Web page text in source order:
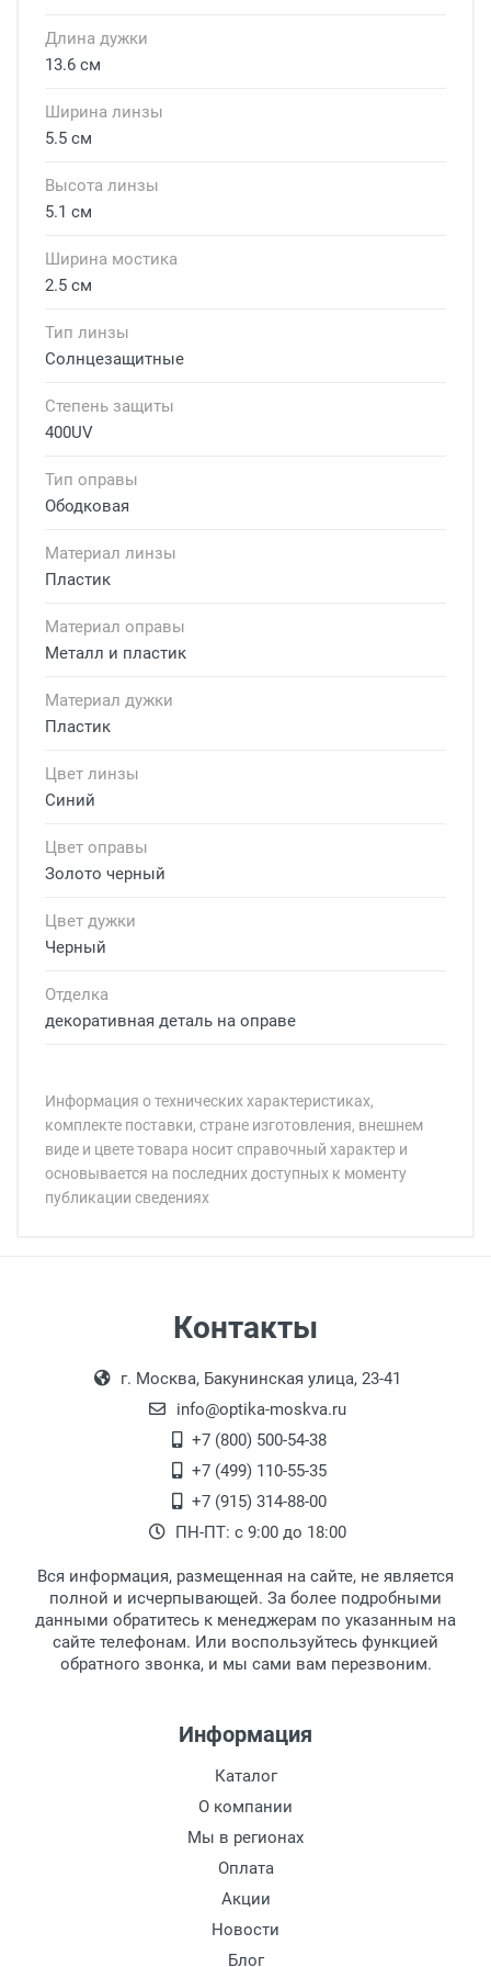
Длина дужки
13.6 см
Ширина линзы
5.5 см
Высота линзы
5.1 см
Ширина мостика
2.5 см
Тип линзы
Солнцезащитные
Степень защиты
400UV
Тип оправы
Ободковая
Материал линзы
Пластик
Материал оправы
Металл и пластик
Материал дужки
Пластик
Цвет линзы
Синий
Цвет оправы
Золото черный
Цвет дужки
Черный
Отделка
декоративная деталь на оправе
Информация о технических характеристиках,
комплекте поставки, стране изготовления, внешнем
виде и цвете товара носит справочный характер и
основывается на последних доступных к моменту
публикации сведениях
Общая ширина:
Длина дужки:
Ширина мостика:
Степень защиты:
Материал линзы:
Материал оправы:
Материал дужки:
Цвет линзы:
Оплата товара производится
наличными непосредственно на пункте
выдачи товара.
Перечисление средств на расчетный счет.
18:00, по субботам с 11:00 до 15:00, в
офисе по адресу: г. Москва,
Переведеновский переулок 17, корпус 1,
второй этаж, тел. +7 (499) 110-55-35.
После того, как заказ поступает в пункт
выдачи, наш менеджер связывается с
клиентом и оповещает о поступлении
товара.
Для получения товара при себе
обязательно иметь паспорт.
Заказ необходимо забрать в течение 3
рабочих дней с момента поступления на
дополнительных расходов за хранение
Доставляем товар по Москве компанией
Сдэк до ближайшего к вам пункта
Доставка транспортными компаниями по
Контакты
г. Москва, Бакунинская улица, 23-41
info@optika-moskva.ru
+7 (800) 500-54-38
+7 (499) 110-55-35
+7 (915) 314-88-00
ПН-ПТ: с 9:00 до 18:00
Вся информация, размещенная на сайте, не является
полной и исчерпывающей. За более подробными
данными обратитесь к менеджерам по указанным на
сайте телефонам. Или воспользуйтесь функцией
обратного звонка, и мы сами вам перезвоним.
Информация
Каталог
О компании
Мы в регионах
Оплата
Акции
Новости
Блог